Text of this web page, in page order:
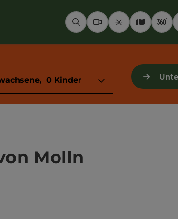
SuchenWebcams
Wetter
, 0 Kinder
Molln